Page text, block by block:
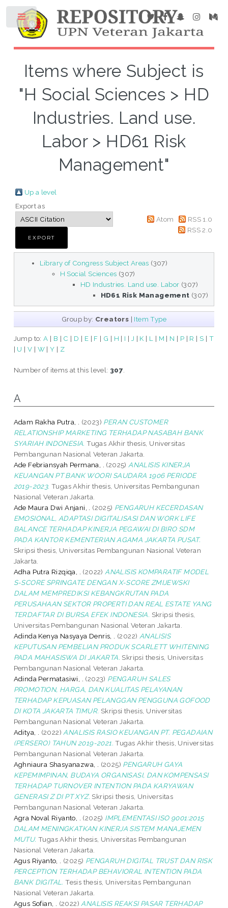
Items where Subject is
"H Social Sciences > HD
Industries. Land use.
Labor > HD61 Risk
Management"
Up a level
Export as
Atom
RSS 1.0
RSS 2.0
Library of Congress Subject Areas (307)
H Social Sciences (307)
HD Industries. Land use. Labor (307)
HD61 Risk Management (307)
Group by: Creators | Item Type
Jump to:A | B | C | D | E | F | G | H | I | J | K | L | M | N | P | R | S | T
| U |V | W |Y | Z
Number of items at this level: 307
A
Adam Rakha Putra, . (2023) PERAN CUSTOMER
RELATIONSHIP MARKETING TERHADAP NASABAH BANK
SYARIAH INDONESIA. Tugas Akhir thesis, Universitas
Pembangunan Nasional Veteran Jakarta.
Ade Febriansyah Permana, .
(2025) ANALISIS KINERJA
KEUANGAN PT BANK WOORI SAUDARA 1906 PERIODE
2019-2023. Tugas Akhir thesis, Universitas Pembangunan
Nasional Veteran Jakarta.
Ade Maura Dwi Anjani, .
(2025) PENGARUH KECERDASAN
EMOSIONAL, ADAPTASI DIGITALISASI DAN WORK LIFE
BALANCE TERHADAP KINERJA PEGAWAI DI BIRO SDM
PADA KANTOR KEMENTERIAN AGAMA JAKARTA PUSAT.
Skripsi thesis, Universitas Pembangunan Nasional Veteran
Jakarta.
Adha Putra Rizqiqa, .
(2022) ANALISIS KOMPARATIF MODEL
S-SCORE SPRINGATE DENGAN X-SCORE ZMIJEWSKI
DALAM MEMPREDIKSI KEBANGKRUTAN PADA
PERUSAHAAN SEKTOR PROPERTI DAN REAL ESTATE YANG
TERDAFTAR DI BURSA EFEK INDONESIA. Skripsi thesis,
Universitas Pembangunan Nasional Veteran Jakarta.
Adinda Kenya Nasyaya Denris, .
(2022) ANALISIS
KEPUTUSAN PEMBELIAN PRODUK SCARLETT WHITENING
PADA MAHASISWA DI JAKARTA. Skripsi thesis, Universitas
Pembangunan Nasional Veteran Jakarta.
Adinda Permatasiwi, .
(2023) PENGARUH SALES
PROMOTION, HARGA, DAN KUALITAS PELAYANAN
TERHADAP KEPUASAN PELANGGAN PENGGUNA GOFOOD
DI KOTA JAKARTA TIMUR. Skripsi thesis, Universitas
Pembangunan Nasional Veteran Jakarta.
Aditya, .
(2022) ANALISIS RASIO KEUANGAN PT. PEGADAIAN
(PERSERO) TAHUN 2019-2021. Tugas Akhir thesis, Universitas
Pembangunan Nasional Veteran Jakarta.
Aghniaura Shasyanazwa, .
(2025) PENGARUH GAYA
KEPEMIMPINAN, BUDAYA ORGANISASI, DAN KOMPENSASI
TERHADAP TURNOVER INTENTION PADA KARYAWAN
GENERASI Z DI PT XYZ. Skripsi thesis, Universitas
Pembangunan Nasional Veteran Jakarta.
Agra Noval Riyanto, .
(2025) IMPLEMENTASI ISO 9001:2015
DALAM MENINGKATKAN KINERJA SISTEM MANAJEMEN
MUTU. Tugas Akhir thesis, Universitas Pembangunan
Nasional Veteran Jakarta.
Agus Riyanto, .
(2025) PENGARUH DIGITAL TRUST DAN RISK
PERCEPTION TERHADAP BEHAVIORAL INTENTION PADA
BANK DIGITAL. Tesis thesis, Universitas Pembangunan
Nasional Veteran Jakarta.
Agus Sofian, .
(2022) ANALISIS REAKSI PASAR TERHADAP